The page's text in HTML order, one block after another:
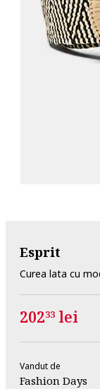
Esprit
Curea lata cu
20233 lei
Vandut de
Fashion Days